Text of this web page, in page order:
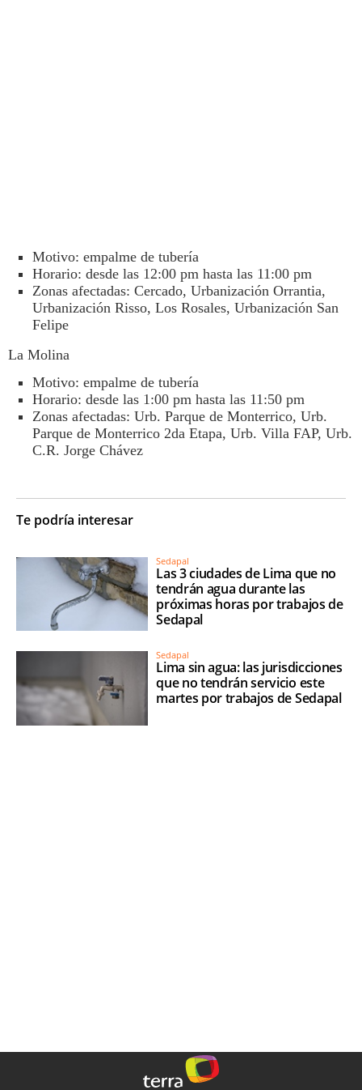
Motivo: empalme de tubería
Horario: desde las 12:00 pm hasta las 11:00 pm
Zonas afectadas: Cercado, Urbanización Orrantia,
Urbanización Risso, Los Rosales, Urbanización San
Felipe
La Molina
Motivo: empalme de tubería
Horario: desde las 1:00 pm hasta las 11:50 pm
Zonas afectadas: Urb. Parque de Monterrico, Urb.
Parque de Monterrico 2da Etapa, Urb. Villa FAP, Urb.
C.R. Jorge Chávez
Te podría interesar
Sedapal
Las 3 ciudades de Lima que no
tendrán agua durante las
próximas horas por trabajos de
Sedapal
Sedapal
Lima sin agua: las jurisdicciones
que no tendrán servicio este
martes por trabajos de Sedapal